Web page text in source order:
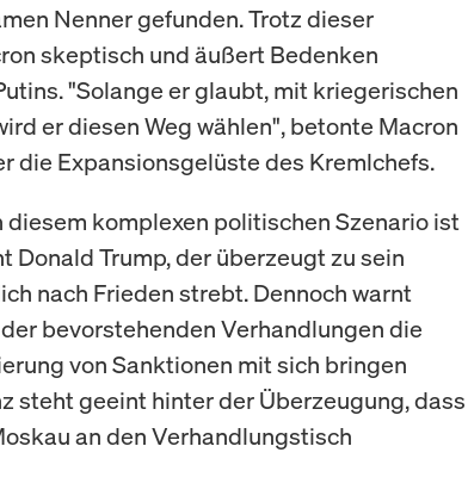
Nenner gefunden. Trotz dieser
skeptisch und äußert Bedenken
"Solange er glaubt, mit kriegerischen
er diesen Weg wählen", betonte Macron
die Expansionsgelüste des Kremlchefs.
komplexen politischen Szenario ist
Donald Trump, der überzeugt zu sein
nach Frieden strebt. Dennoch warnt
bevorstehenden Verhandlungen die
von Sanktionen mit sich bringen
steht geeint hinter der Überzeugung, dass
an den Verhandlungstisch